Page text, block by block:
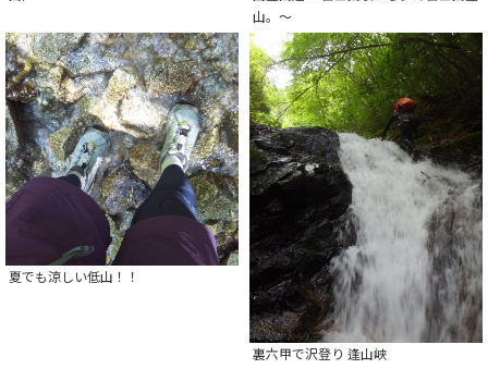
山。～
夏でも涼しい低山！！
裏六甲で沢登り 逢山峡